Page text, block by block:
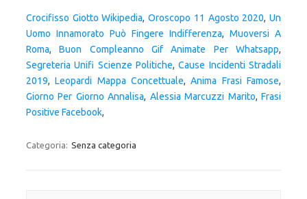
Crocifisso Giotto Wikipedia,Oroscopo 11 Agosto 2020,Un
Uomo Innamorato Può Fingere Indifferenza, Muoversi A
Roma,Buon Compleanno Gif Animate Per Whatsapp,
Segreteria Unifi Scienze Politiche,Cause Incidenti Stradali
2019,Leopardi Mappa Concettuale,Anima Frasi Famose,
Giorno Per Giorno Annalisa, Alessia Marcuzzi Marito,Frasi
Positive Facebook,
Categoria: Senza categoria